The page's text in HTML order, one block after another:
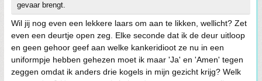
gevaar brengt.
Wil jij nog even een lekkere laars om aan te likken, wellicht? Zet
even een deurtje open zeg. Elke seconde dat ik de deur uitloop
en geen gehoor geef aan welke kankeridioot ze nu in een
uniformpje hebben gehezen moet ik maar 'Ja' en 'Amen' tegen
zeggen omdat ik anders drie kogels in mijn gezicht krijg? Welk